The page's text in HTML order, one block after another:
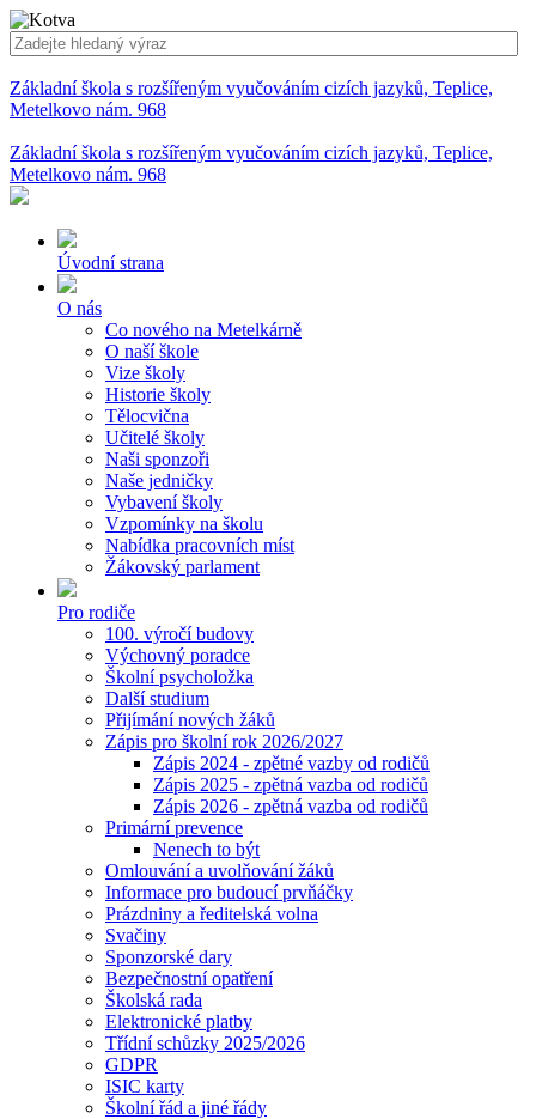
Základní škola s rozšířeným vyučováním cizích jazyků, Teplice,
Metelkovo nám. 968
Základní škola s rozšířeným vyučováním cizích jazyků, Teplice,
Metelkovo nám. 968
Úvodní strana
O nás
Co nového na Metelkárně
O naší škole
Vize školy
Historie školy
Tělocvična
Učitelé školy
Naši sponzoři
Naše jedničky
Vybavení školy
Vzpomínky na školu
Nabídka pracovních míst
Žákovský parlament
Pro rodiče
100. výročí budovy
Výchovný poradce
Školní psycholožka
Další studium
Přijímání nových žáků
Zápis pro školní rok 2026/2027
Zápis 2024 - zpětné vazby od rodičů
Zápis 2025 - zpětná vazba od rodičů
Zápis 2026 - zpětná vazba od rodičů
Primární prevence
Nenech to být
Omlouvání a uvolňování žáků
Informace pro budoucí prvňáčky
Prázdniny a ředitelská volna
Svačiny
Sponzorské dary
Bezpečnostní opatření
Školská rada
Elektronické platby
Třídní schůzky 2025/2026
GDPR
ISIC karty
Školní řád a jiné řády